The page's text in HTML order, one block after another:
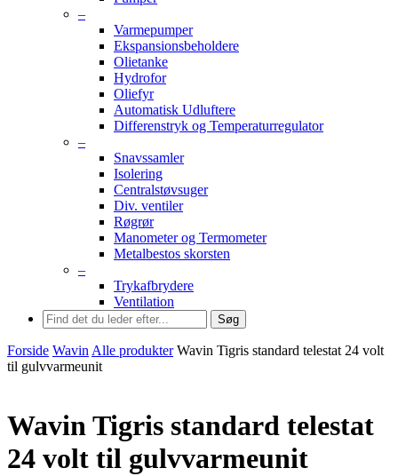
–
Varmepumper
Ekspansionsbeholdere
Olietanke
Hydrofor
Oliefyr
Automatisk Udluftere
Differenstryk og Temperaturregulator
–
Snavssamler
Isolering
Centralstøvsuger
Div. ventiler
Røgrør
Manometer og Termometer
Metalbestos skorsten
–
Trykafbrydere
Ventilation
Søg
Forside Wavin Alle produkter Wavin Tigris standard telestat 24 volt
til gulvvarmeunit
Wavin Tigris standard telestat
24 volt til gulvvarmeunit